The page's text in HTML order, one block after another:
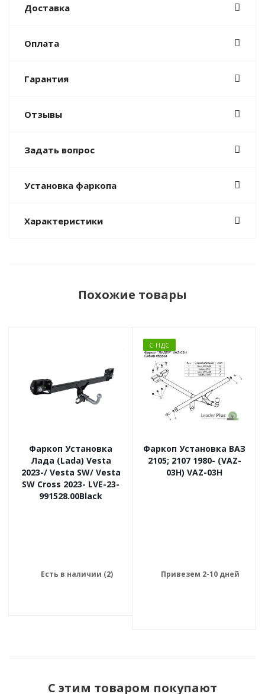
Доставка
Оплата
Гарантия
Отзывы
Задать вопрос
Установка фаркопа
Характеристики
Похожие товары
Фаркоп Установка
Лада (Lada) Vesta
2023-/ Vesta SW/ Vesta
SW Cross 2023- LVE-23-
991528.00Black
Есть в наличии (2)
С НДС
Фаркоп Установка ВАЗ
2105; 2107 1980- (VAZ-
03H) VAZ-03H
Привезем 2-10 дней
С этим товаром покупают